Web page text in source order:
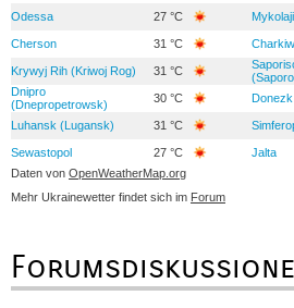
Odessa 27 °C
Cherson 31 °C
Krywyj Rih (Kriwoj Rog) 31 °C
Dnipro
(Dnepropetrowsk)
30 °C Donezk
Luhansk (Lugansk) 31 °C
Sewastopol 27 °C Jalta
Daten von OpenWeatherMap.org
Mehr Ukrainewetter findet sich im Forum